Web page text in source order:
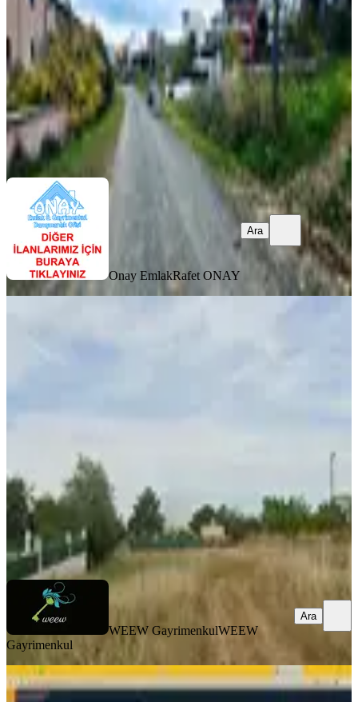
150 m² Doğalgaz, Elektrik Hattı +8 ·11.000/m²
·29.07.2026
1.650.000 ₺
Onay EmlakRafet ONAY
Ara
Onay EmlakRafet ONAY
Ara
WEEW Gayrimenkul WEEW Gayrimenkul
Ara
WEEW GayrimenkulWEEW
Gayrimenkul
Ara
Takaslı Tekirdağ Yeni Çiflik Vatan